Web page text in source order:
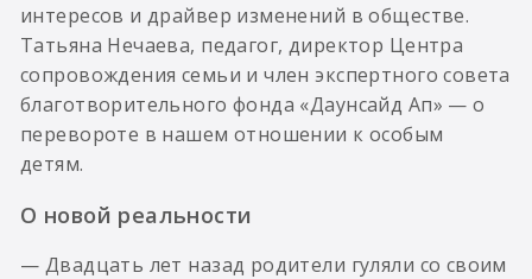
интересов и драйвер изменений в обществе.
Татьяна Нечаева, педагог, директор Центра
сопровождения семьи и член экспертного совета
благотворительного фонда «Даунсайд Ап» — о
перевороте в нашем отношении к особым
детям.
О новой реальности
— Двадцать лет назад родители гуляли со своим